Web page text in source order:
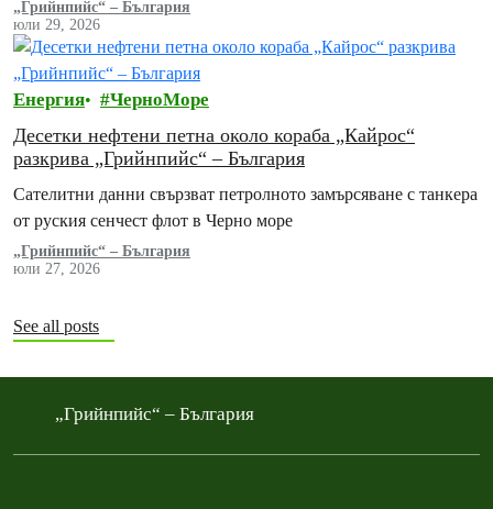
„Грийнпийс“ – България
юли 29, 2026
Енергия ЧерноМоре
Десетки нефтени петна около кораба „Кайрос“
разкрива „Грийнпийс“ – България
Сателитни данни свързват петролното замърсяване с танкера
от руския сенчест флот в Черно море
„Грийнпийс“ – България
юли 27, 2026
See all posts
„Грийнпийс“ – България